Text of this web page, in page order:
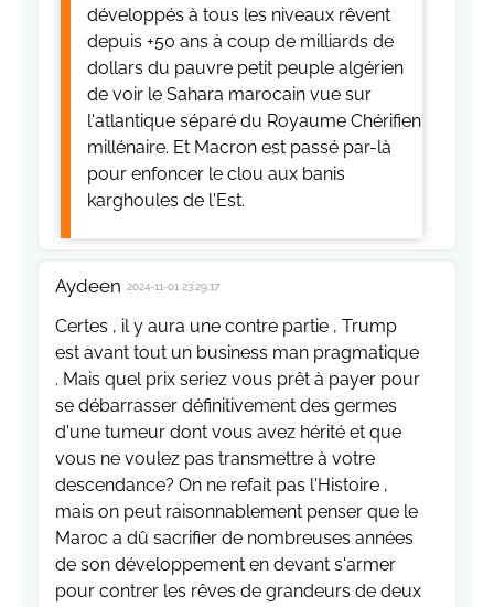
développés à tous les niveaux rêvent
depuis +50 ans à coup de milliards de
dollars du pauvre petit peuple algérien
de voir le Sahara marocain vue sur
l'atlantique séparé du Royaume Chérifien
millénaire. Et Macron est passé par-là
pour enfoncer le clou aux banis
karghoules de l'Est.
Aydeen 2024-11-01 23:29:17
Certes , il y aura une contre partie , Trump
est avant tout un business man pragmatique
. Mais quel prix seriez vous prêt à payer pour
se débarrasser définitivement des germes
d'une tumeur dont vous avez hérité et que
vous ne voulez pas transmettre à votre
descendance? On ne refait pas l'Histoire ,
mais on peut raisonnablement penser que le
Maroc a dû sacrifier de nombreuses années
de son développement en devant s'armer
pour contrer les rêves de grandeurs de deux